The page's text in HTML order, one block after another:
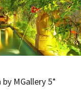
MGallery 5*